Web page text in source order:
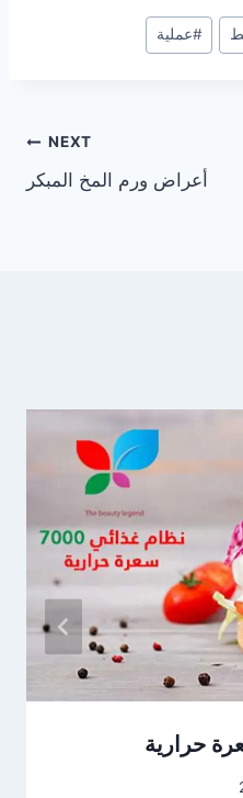
#عملية
NEXT
أعراض ورم المخ المبكر